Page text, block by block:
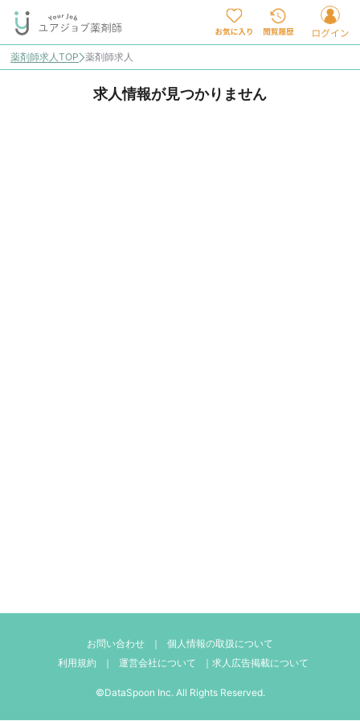
薬剤師求人TOP 薬剤師求人
求人情報が見つかりません
お問い合わせ ｜
個人情報の取扱について
利用規約
｜ 運営会社について ｜ 求人広告掲載について
©DataSpoon Inc. All Rights Reserved.